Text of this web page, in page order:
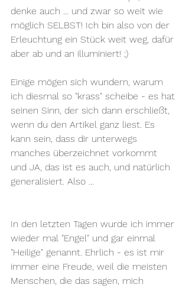
denke auch ... und zwar so weit wie
möglich SELBST! Ich bin also von der
Erleuchtung ein Stück weit weg, dafür
aber ab und an illuminiert! ;)
Einige mögen sich wundern, warum
ich diesmal so "krass" scheibe - es hat
seinen Sinn, der sich dann erschließt,
wenn du den Artikel ganz liest. Es
kann sein, dass dir unterwegs
manches überzeichnet vorkommt
und JA, das ist es auch, und natürlich
generalisiert. Also ...
In den letzten Tagen wurde ich immer
wieder mal "Engel" und gar einmal
"Heilige" genannt. Ehrlich - es ist mir
immer eine Freude, weil die meisten
Menschen, die das sagen, mich